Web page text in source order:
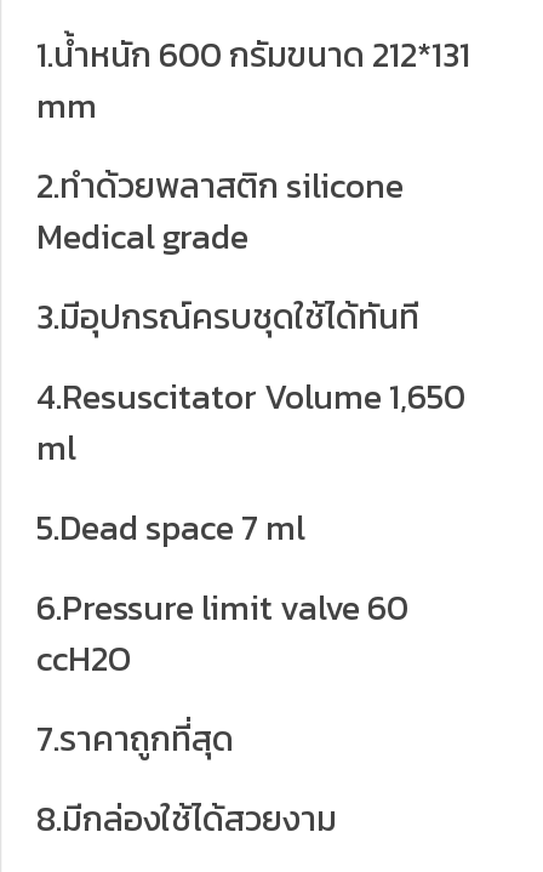
1.น้ำหนัก 600 กรัมขนาด 212*131
mm
2.ทำด้วยพลาสติก silicone
Medical grade
3.มีอุปกรณ์ครบชุดใช้ได้ทันที
4.Resuscitator Volume 1,650
ml
5.Dead space 7 ml
6.Pressure limit valve 60
ccH2O
7.ราคาถูกที่สุด
8.มีกล่องใช้ได้สวยงาม